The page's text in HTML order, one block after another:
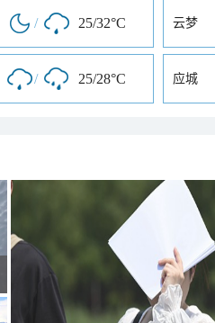
/ 25/32°C 云梦
/ 25/28°C 应城